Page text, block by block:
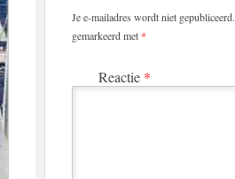
Je e-mailadres wordt niet gepubliceerd.
gemarkeerd met *
Reactie *